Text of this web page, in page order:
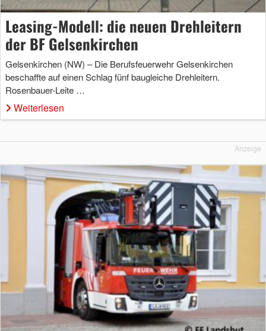
Leasing-Modell: die neuen Drehleitern
der BF Gelsenkirchen
Gelsenkirchen (NW) – Die Berufsfeuerwehr Gelsenkirchen
beschaffte auf einen Schlag fünf baugleiche Drehleitern.
Rosenbauer-Leite …
Weiterlesen
Anzeige